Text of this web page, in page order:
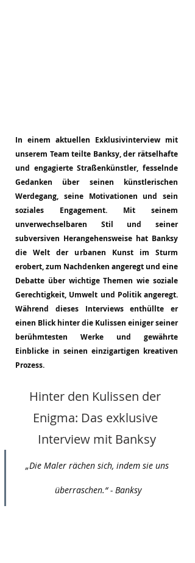
In einem aktuellen Exklusivinterview mit
unserem Team teilte Banksy, der rätselhafte
und engagierte Straßenkünstler, fesselnde
Gedanken über seinen künstlerischen
Werdegang, seine Motivationen und sein
soziales Engagement. Mit seinem
unverwechselbaren Stil und seiner
subversiven Herangehensweise hat Banksy
die Welt der urbanen Kunst im Sturm
erobert, zum Nachdenken angeregt und eine
Debatte über wichtige Themen wie soziale
Gerechtigkeit, Umwelt und Politik angeregt.
Während dieses Interviews enthüllte er
einen Blick hinter die Kulissen einiger seiner
berühmtesten Werke und gewährte
Einblicke in seinen einzigartigen kreativen
Prozess.
Hinter den Kulissen der
Enigma: Das exklusive
Interview mit Banksy
„Die Maler rächen sich, indem sie uns
überraschen.“ - Banksy